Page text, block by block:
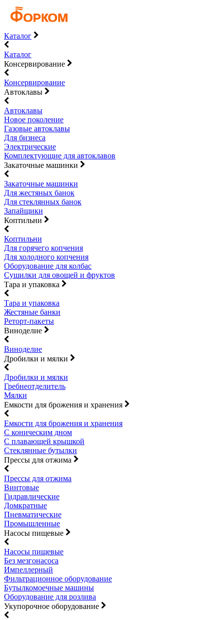
Каталог
Каталог
Консервирование
Консервирование
Автоклавы
Автоклавы
Новое поколение
Газовые автоклавы
Для бизнеса
Электрические
Комплектующие для автоклавов
Закаточные машинки
Закаточные машинки
Для жестяных банок
Для стеклянных банок
Запайщики
Коптильни
Коптильни
Для горячего копчения
Для холодного копчения
Оборудование для колбас
Сушилки для овощей и фруктов
Тара и упаковка
Тара и упаковка
Жестяные банки
Реторт-пакеты
Виноделие
Виноделие
Дробилки и мялки
Дробилки и мялки
Гребнеотделитель
Мялки
Емкости для брожения и хранения
Емкости для брожения и хранения
С коническим дном
С плавающей крышкой
Стеклянные бутылки
Прессы для отжима
Прессы для отжима
Винтовые
Гидравлические
Домкратные
Пневматические
Промышленные
Насосы пищевые
Насосы пищевые
Без мезгонасоса
Импеллерный
Фильтрационное оборудование
Бутылкомоечные машины
Оборудование для розлива
Укупорочное оборудование